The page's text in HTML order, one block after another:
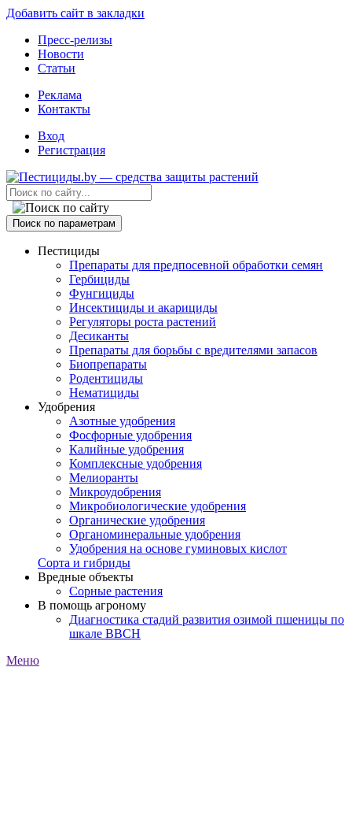
Добавить сайт в закладки
Пресс-релизы
Новости
Статьи
Реклама
Контакты
Вход
Регистрация
Поиск по параметрам
Пестициды
Препараты для предпосевной обработки семян
Гербициды
Фунгициды
Инсектициды и акарициды
Регуляторы роста растений
Десиканты
Препараты для борьбы с вредителями запасов
Биопрепараты
Родентициды
Нематициды
Удобрения
Азотные удобрения
Фосфорные удобрения
Калийные удобрения
Комплексные удобрения
Мелиоранты
Микроудобрения
Микробиологические удобрения
Органические удобрения
Органоминеральные удобрения
Удобрения на основе гуминовых кислот
Сорта и гибриды
Вредные объекты
Сорные растения
В помощь агроному
Диагностика стадий развития озимой пшеницы по
шкале ВВСН
Меню